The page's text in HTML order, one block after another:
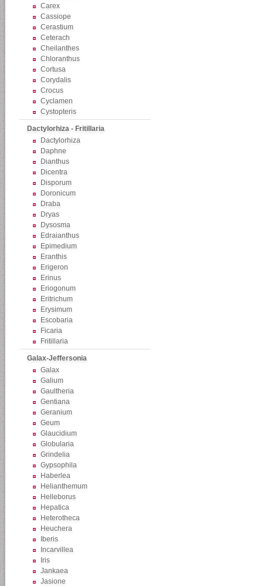
Carex
Cassiope
Cerastium
Ceterach
Cheilanthes
Chloranthus
Cortusa
Corydalis
Crocus
Cyclamen
Cystopteris
Dactylorhiza - Fritillaria
Dactylorhiza
Daphne
Dianthus
Dicentra
Disporum
Doronicum
Draba
Dryas
Dysosma
Edraianthus
Epimedium
Eranthis
Erigeron
Erinus
Eriogonum
Eritrichum
Erysimum
Escobaria
Ficaria
Fritillaria
Galax-Jeffersonia
Galax
Galium
Gaultheria
Gentiana
Geranium
Geum
Glaucidium
Globularia
Grindelia
Gypsophila
Haberlea
Helianthemum
Helleborus
Hepatica
Heterotheca
Heuchera
Iberis
Incarvillea
Iris
Jankaea
Jasione